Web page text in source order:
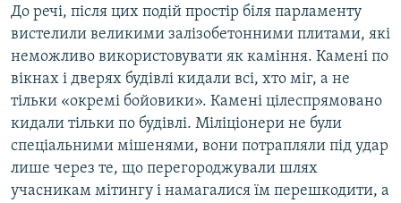
До речі, після цих подій простір біля парламенту
вистелили великими залізобетонними плитами, які
неможливо використовувати як каміння. Камені по
вікнах і дверях будівлі кидали всі, хто міг, а не
тільки «окремі бойовики». Камені цілеспрямовано
кидали тільки по будівлі. Міліціонери не були
спеціальними мішенями, вони потрапляли під удар
лише через те, що перегороджували шлях
учасникам мітингу і намагалися їм перешкодити, а